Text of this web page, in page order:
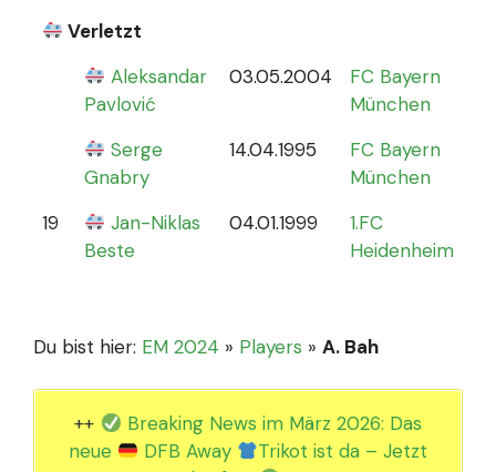
Verletzt
Aleksandar
Pavlović
03.05.2004
FC Bayern
München
Serge
Gnabry
14.04.1995
FC Bayern
München
19
Jan-Niklas
Beste
04.01.1999
1.FC
Heidenheim
Du bist hier: EM 2024 » Players » A. Bah
++
Breaking News im März 2026: Das
neue
DFB Away
Trikot ist da – Jetzt